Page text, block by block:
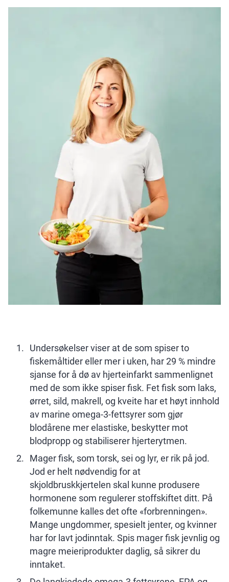
Undersøkelser viser at de som spiser to
fiskemåltider eller mer i uken, har 29 % mindre
sjanse for å dø av hjerteinfarkt sammenlignet
med de som ikke spiser fisk. Fet fisk som laks,
ørret, sild, makrell, og kveite har et høyt innhold
av marine omega-3-fettsyrer som gjør
blodårene mer elastiske, beskytter mot
blodpropp og stabiliserer hjerterytmen.
Mager fisk, som torsk, sei og lyr, er rik på jod.
Jod er helt nødvendig for at
skjoldbruskkjertelen skal kunne produsere
hormonene som regulerer stoffskiftet ditt. På
folkemunne kalles det ofte «forbrenningen».
Mange ungdommer, spesielt jenter, og kvinner
har for lavt jodinntak. Spis mager fisk jevnlig og
magre meieriprodukter daglig, så sikrer du
inntaket.